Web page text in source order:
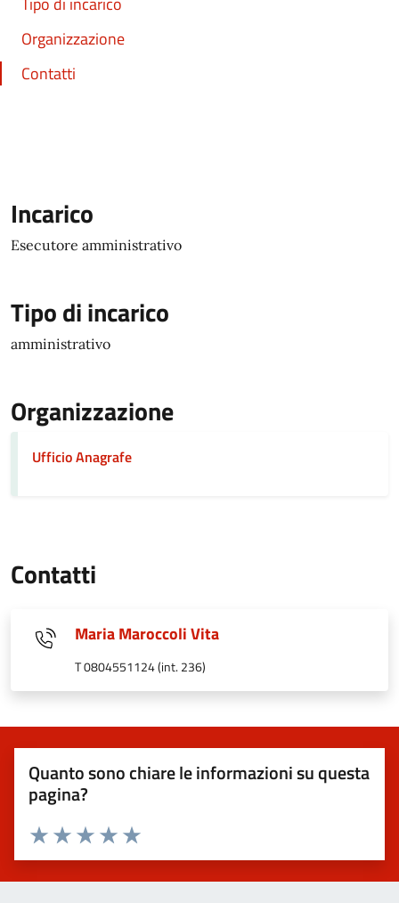
Organizzazione
Contatti
Incarico
Esecutore amministrativo
Tipo di incarico
amministrativo
Organizzazione
Ufficio Anagrafe
Contatti
Maria Maroccoli Vita
T 0804551124 (int. 236)
Quanto sono chiare le informazioni su questa
pagina?
Valuta 5 stelle su 5
Valuta 4 stelle su 5
Valuta 3 stelle su 5
Valuta 2 stelle su 5
Valuta 1 stelle su 5